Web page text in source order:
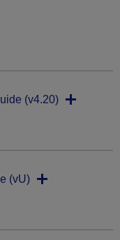
(v4.20)
(vU)